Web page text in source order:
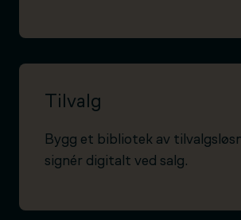
Tilvalg
Bygg et bibliotek av
signér digitalt ved salg.